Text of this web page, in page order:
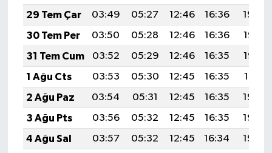
29 Tem Çar
03:49 05:27 12:46 16:36
19:54
30 Tem Per
03:50 05:28 12:46 16:36
19:53
31 Tem Cum
03:52 05:29 12:46 16:35
19:52
1 Ağu Cts
03:53 05:30 12:45 16:35
19:51
2 Ağu Paz
03:54 05:31 12:45 16:35
19:50
3 Ağu Pts
03:56 05:32 12:45 16:35
19:49
4 Ağu Sal
03:57 05:32 12:45 16:34
19:48